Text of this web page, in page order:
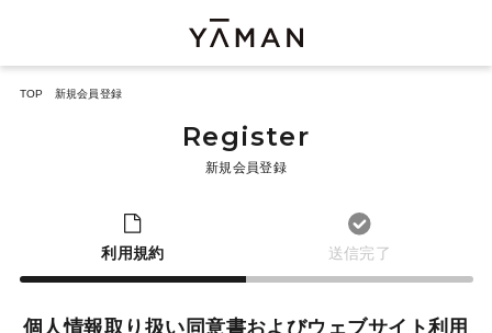
TOP 新規会員登録
Register
新規会員登録
利用規約 送信完了
個人情報取り扱い同意書およびウェブサイト利用